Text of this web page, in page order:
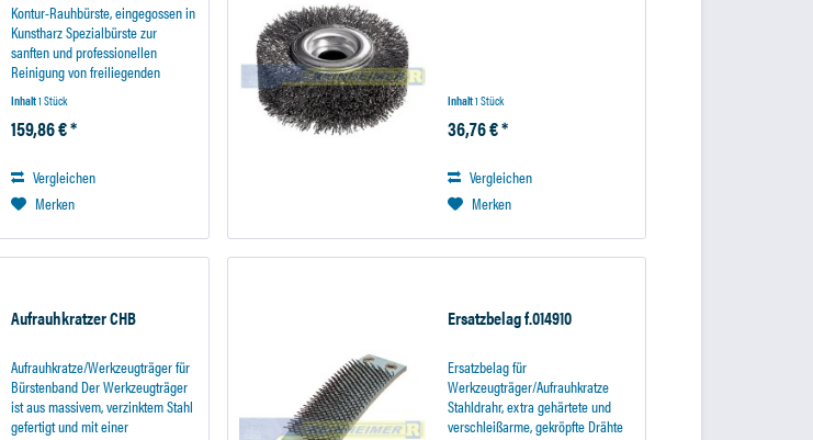
Kontur-Rauhbürste, eingegossen in
Kunstharz Spezialbürste zur
sanften und professionellen
Reinigung von freiliegenden
Stahlbändern sowie zur Reinigung
von Innerlinern. (Hinweis: Farbe
kann abweichen) Drahtstärke..:
Inhalt1 Stück
159,86 € *
Vergleichen
Merken
Inhalt1 Stück
36,76 € *
Vergleichen
Merken
Aufrauhkratzer CHB
Aufrauhkratze/Werkzeugträger für
Bürstenband Der Werkzeugträger
ist aus massivem, verzinktem Stahl
gefertigt und mit einer
Ersatzbelag f.014910
Ersatzbelag für
Werkzeugträger/Aufrauhkratze
Stahldrahr, extra gehärtete und
verschleißarme, gekröpfte Drähte